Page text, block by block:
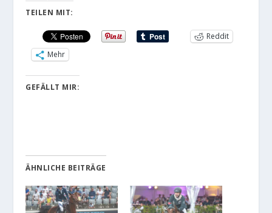
TEILEN MIT:
Reddit
Mehr
GEFÄLLT MIR:
ÄHNLICHE BEITRÄGE